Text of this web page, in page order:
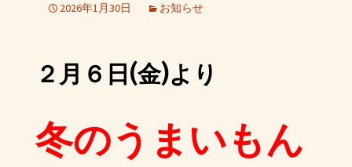
2026年1月30日 お知らせ
２月６日(金)より
冬のうまいもん